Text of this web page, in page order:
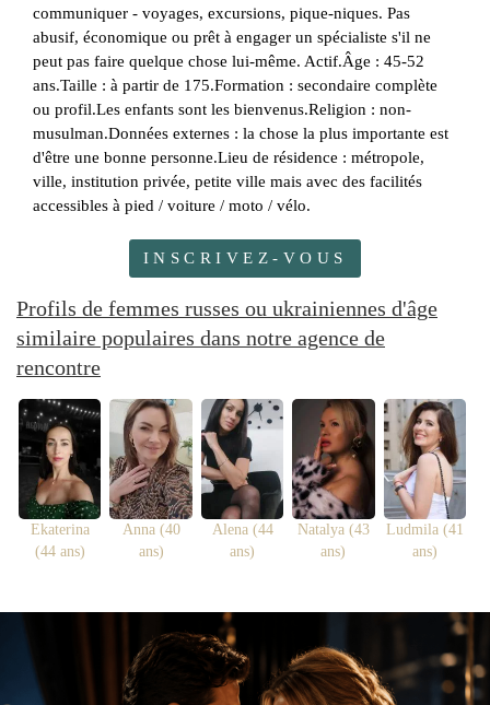
communiquer - voyages, excursions, pique-niques. Pas
abusif, économique ou prêt à engager un spécialiste s'il ne
peut pas faire quelque chose lui-même. Actif.Âge : 45-52
ans.Taille : à partir de 175.Formation : secondaire complète
ou profil.Les enfants sont les bienvenus.Religion : non-
musulman.Données externes : la chose la plus importante est
d'être une bonne personne.Lieu de résidence : métropole,
ville, institution privée, petite ville mais avec des facilités
accessibles à pied / voiture / moto / vélo.
INSCRIVEZ-VOUS
Profils de femmes russes ou ukrainiennes d'âge
similaire populaires dans notre agence de
rencontre
Ekaterina
(44 ans)
Anna (40
ans)
Alena (44
ans)
Natalya (43
ans)
Ludmila (41
ans)